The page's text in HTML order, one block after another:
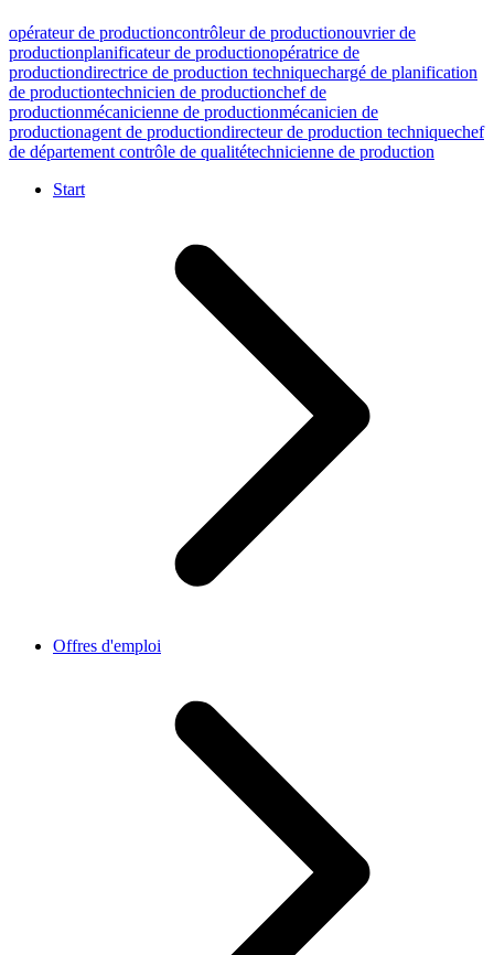
opérateur de productioncontrôleur de productionouvrier de
productionplanificateur de productionopératrice de
productiondirectrice de production techniquechargé de planification
de productiontechnicien de productionchef de
productionmécanicienne de productionmécanicien de
productionagent de productiondirecteur de production techniquechef
de département contrôle de qualitétechnicienne de production
Start
Offres d'emploi